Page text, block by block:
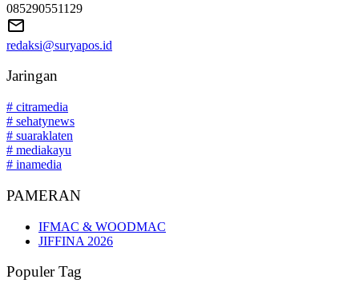
085290551129
redaksi@suryapos.id
Jaringan
# citramedia
# sehatynews
# suaraklaten
# mediakayu
# inamedia
PAMERAN
IFMAC & WOODMAC
JIFFINA 2026
Populer Tag